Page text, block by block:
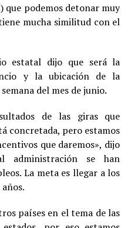
que podemos detonar muy
mucha similitud con el
estatal dijo que será la
y la ubicación de la
del mes de junio.
de las giras que
concretada, pero estamos
que daremos», dijo
administración se han
La meta es llegar a los
países en el tema de las